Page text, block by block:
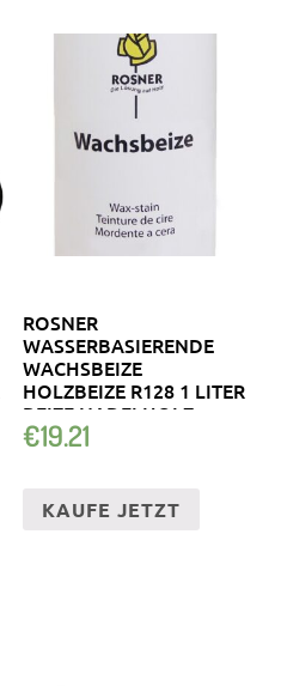
ROSNER
WASSERBASIERENDE
WACHSBEIZE
HOLZBEIZE R128 1 LITER
BEIZE NADELHOLZ
€19.21
KAUFE JETZT